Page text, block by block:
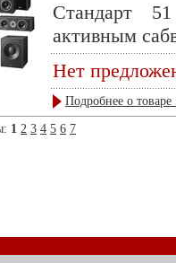
Стандарт
активным
Нет
Подробнее о товаре
1 2 3 4 5 6 7